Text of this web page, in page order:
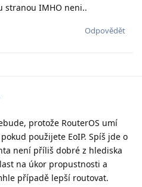
stranou IMHO neni..
Odpovědět
protože RouterOS umí
použijete EoIP. Spíš jde o
není příliš dobré z hlediska
na úkor propustnosti a
případě lepší routovat.